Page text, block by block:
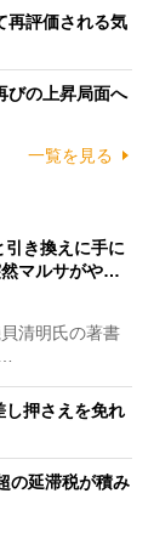
再評価される気
びの上昇局面へ
一覧を見る
引き換えに手に
然マルサがや…
清明氏の著書
押さえを免れ
の延滞税が積み